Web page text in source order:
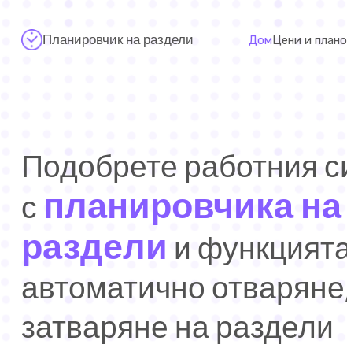
Планировчик на раздели ДомЦени и
Подобрете работния
с планировчика на
раздели и
автоматично
затваряне на раздели